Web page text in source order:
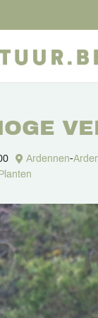
Ardennen-
Planten